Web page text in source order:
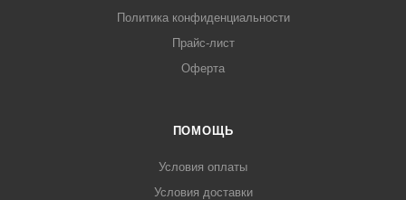
Политика конфиденциальности
Прайс-лист
Оферта
ПОМОЩЬ
Условия оплаты
Условия доставки